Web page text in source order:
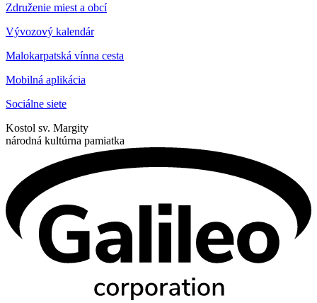
Združenie miest a obcí
Vývozový kalendár
Malokarpatská vínna cesta
Mobilná aplikácia
Sociálne siete
Kostol sv. Margity
národná kultúrna pamiatka